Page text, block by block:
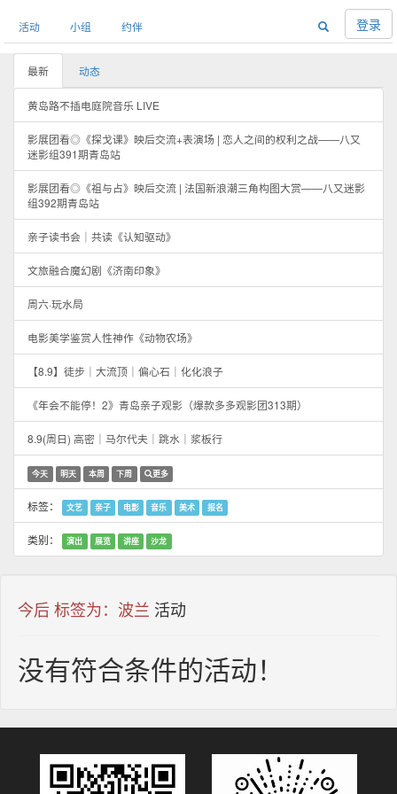
活动 小组 约伴 登录
最新 动态
黄岛路不插电庭院音乐 LIVE
影展团看◎《探戈课》映后交流+表演场 | 恋人之间的权利之战——八又
迷影组391期青岛站
影展团看◎《祖与占》映后交流 | 法国新浪潮三角构图大赏——八又迷影
组392期青岛站
亲子读书会｜共读《认知驱动》
文旅融合魔幻剧《济南印象》
周六·玩水局
电影美学鉴赏人性神作《动物农场》
【8.9】徒步｜大流顶｜偏心石｜化化浪子
《年会不能停！2》青岛亲子观影（爆款多多观影团313期）
8.9(周日) 高密｜马尔代夫｜跳水｜浆板行
今天 明天 本周 下周 更多
标签： 文艺 亲子 电影 音乐 美术 报名
类别： 演出 展览 讲座 沙龙
今后 标签为：波兰 活动
没有符合条件的活动！